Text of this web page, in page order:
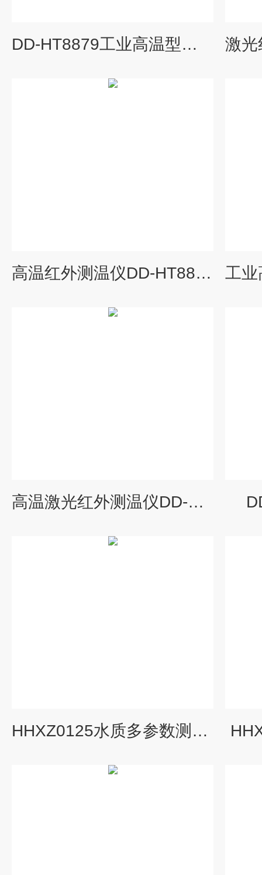
DD-HT8879工业高温型红外测温仪
高温红外测温仪DD-HT8876
高温激光红外测温仪DD-HT8873
HHXZ0125水质多参数测定仪.